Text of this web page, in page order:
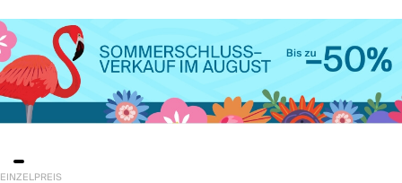
EINZELPREIS